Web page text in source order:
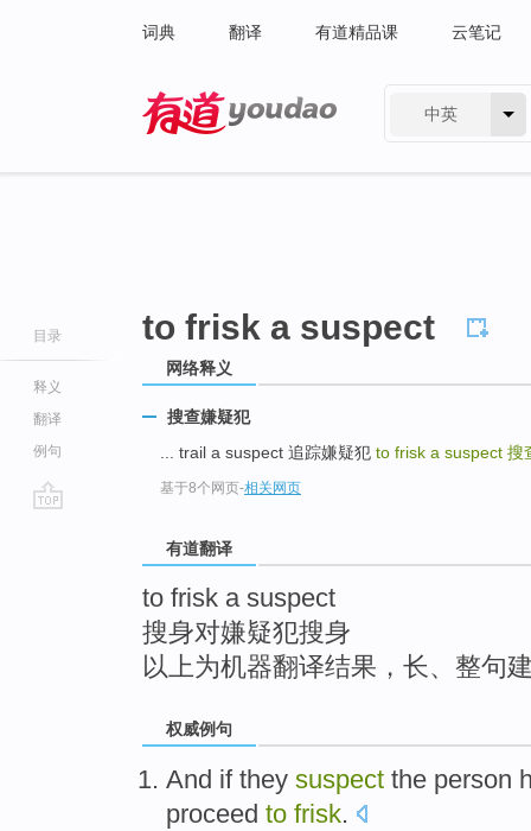
词典 翻译 有道精品课 云笔记
中英
目录
释义
翻译
例句
to frisk a suspect
网络释义
搜查嫌疑犯
... trail a suspect 追踪嫌疑犯 to frisk a suspect 搜
基于8个网页-相关网页
有道翻译
to frisk a suspect
搜身对嫌疑犯搜身
以上为机器翻译结果，长、整句
权威例句
And if they suspect the person
proceed to frisk.